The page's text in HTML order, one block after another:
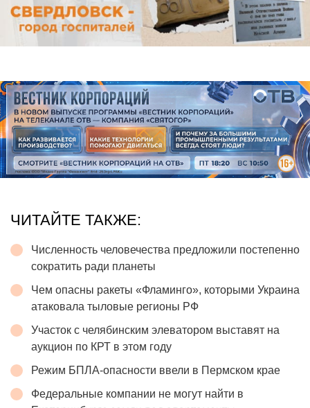
ЧИТАЙТЕ ТАКЖЕ:
Численность человечества предложили постепенно
сократить ради планеты
Чем опасны ракеты «Фламинго», которыми Украина
атаковала тыловые регионы РФ
Участок с челябинским элеватором выставят на
аукцион по КРТ в этом году
Режим БПЛА-опасности ввели в Пермском крае
Федеральные компании не могут найти в